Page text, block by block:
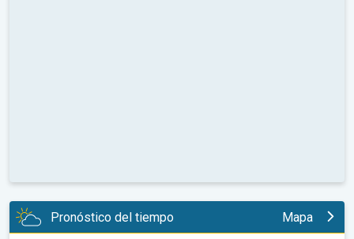
Pronóstico del tiempo Mapa